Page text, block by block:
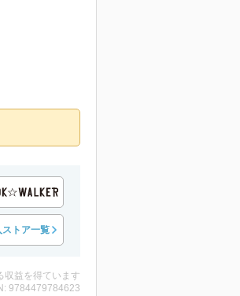
ストア一覧
収益を得ています
9784479784623